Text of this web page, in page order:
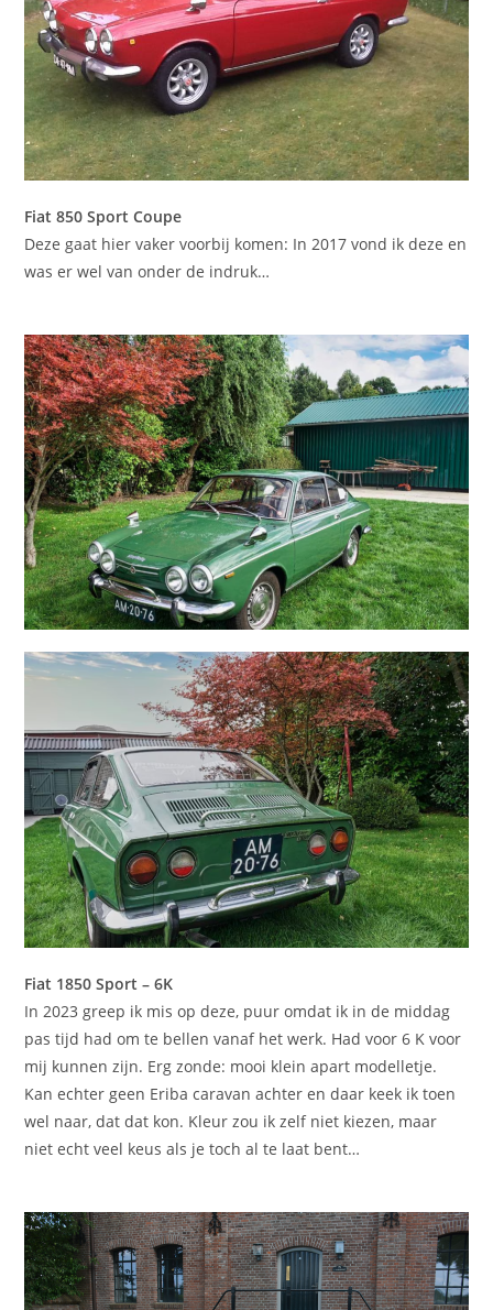
Fiat 850 Sport Coupe
Deze gaat hier vaker voorbij komen: In 2017 vond ik deze en
was er wel van onder de indruk…
Fiat 1850 Sport – 6K
In 2023 greep ik mis op deze, puur omdat ik in de middag
pas tijd had om te bellen vanaf het werk. Had voor 6 K voor
mij kunnen zijn. Erg zonde: mooi klein apart modelletje.
Kan echter geen Eriba caravan achter en daar keek ik toen
wel naar, dat dat kon. Kleur zou ik zelf niet kiezen, maar
niet echt veel keus als je toch al te laat bent…